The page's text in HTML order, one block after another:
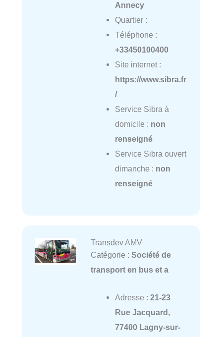
Annecy
Quartier :
Téléphone :
+33450100400
Site internet :
https://www.sibra.fr
/
Service Sibra à
domicile : non
renseigné
Service Sibra ouvert
dimanche : non
renseigné
Transdev AMV
Catégorie : Société de
transport en bus et a
Adresse : 21-23
Rue Jacquard,
77400 Lagny-sur-